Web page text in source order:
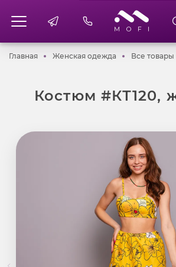
ГлавнаяГлавнаяЖенская одежда Женская одежда
Все товары
Костюм #КТ120,